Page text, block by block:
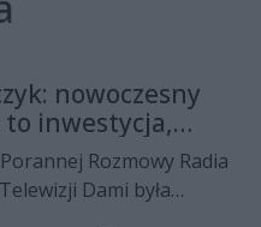
nowoczesny
to inwestycja,
Radomiu nie było
Rozmowy Radia
Dami była